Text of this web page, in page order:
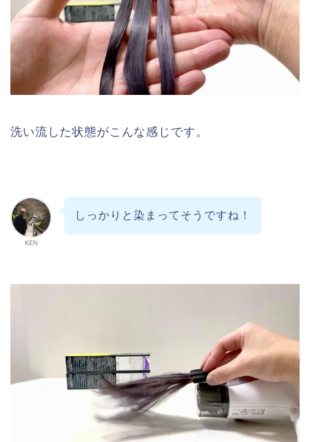
洗い流した状態がこんな感じです。
KEN
しっかりと染まってそうですね！